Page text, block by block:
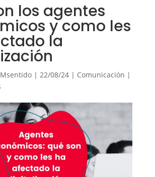
los agentes
y como les
la
| 22/08/24| Comunicación |